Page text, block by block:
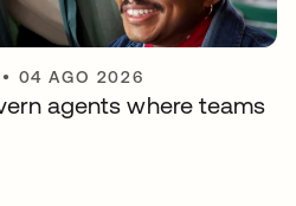
• 04 AGO 2026
agents where teams